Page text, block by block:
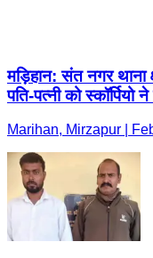
मड़िहान: संत नगर
पति-पत्नी को स्कॉर्पियो
Marihan, Mirzapur |